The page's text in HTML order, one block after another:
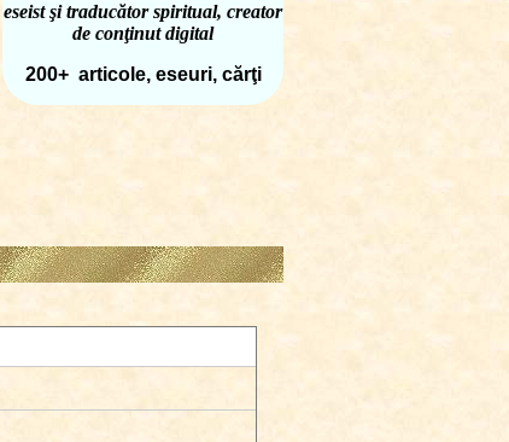
eseist şi traducător spiritual, creator
de conţinut digital
200+ articole, eseuri, cărţi